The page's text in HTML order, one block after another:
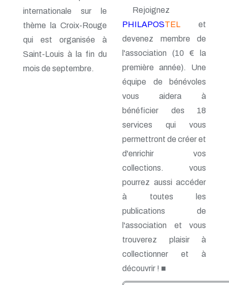
n° 74 - Janvier 1999
n° 73 - Octobre 1998
n° 72 - Juillet 1998
n° 71 - Avril 1998
n° 69 - Octobre 1997
n° 68 - Juillet 1997
internationale sur le
thème la Croix-Rouge
qui est organisée à
Saint-Louis à la fin du
mois de septembre.
Rejoignez
PHILAPOSTEL et
devenez membre de
l'association (10 € la
première année). Une
équipe de bénévoles
vous aidera à
bénéficier des 18
services qui vous
permettront de créer et
d'enrichir vos
collections. vous
pourrez aussi accéder
à toutes les
publications de
l'association et vous
trouverez plaisir à
collectionner et à
découvrir ! ■